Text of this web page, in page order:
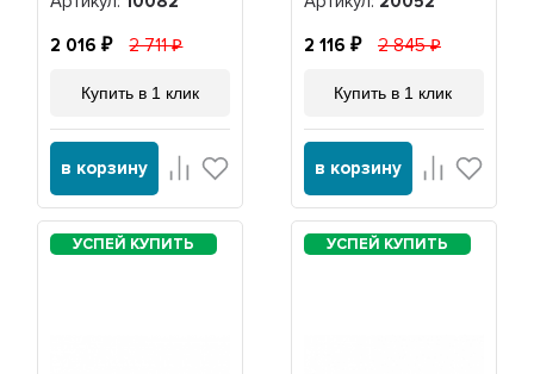
нерж. + анод +
прокладка, 10082
2 016 2 711
Купить в 1 клик
в корзину
2 116 2 845
Купить в 1 клик
в корзину